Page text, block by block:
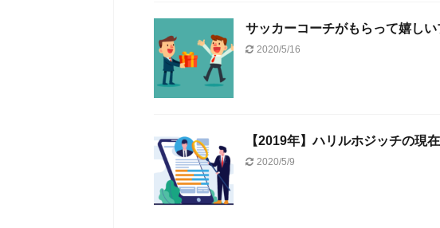
サッカーコーチがもらって嬉しい
2020/5/16
【2019年】ハリルホジッチの現
2020/5/9